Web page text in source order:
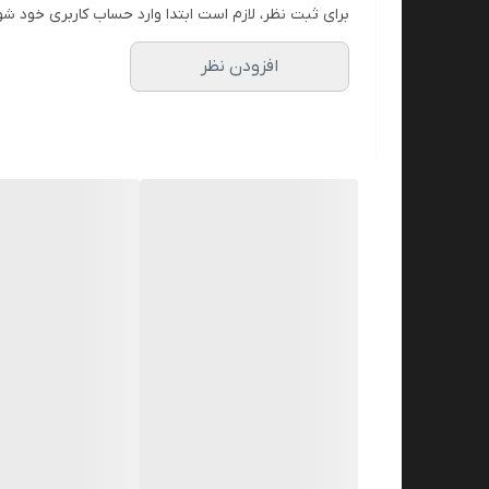
برای ثبت نظر، لازم است ابتدا وارد حساب کاربری خود
افزودن نظر